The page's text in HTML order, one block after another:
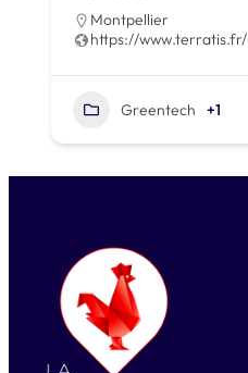
Montpellier
https://www.terratis.fr/
Greentech +1